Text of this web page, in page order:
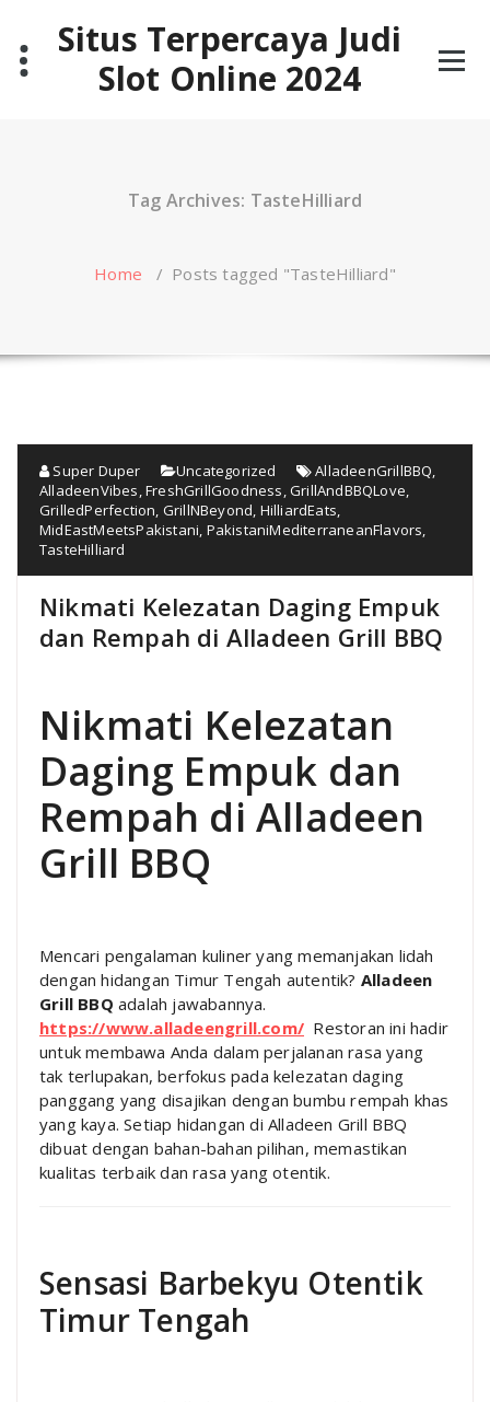
content Situs Terpercaya Judi
Slot Online 2024
Tag Archives: TasteHilliard
Home / Posts tagged "TasteHilliard"
Super Duper Uncategorized AlladeenGrillBBQ
AlladeenVibes ,FreshGrillGoodness ,GrillAndBBQLove
GrilledPerfection GrillNBeyond HilliardEats
MidEastMeetsPakistani PakistaniMediterraneanFlavors
TasteHilliard
Nikmati Kelezatan Daging Empuk
dan Rempah di Alladeen Grill BBQ
Nikmati Kelezatan
Daging Empuk dan
Rempah di Alladeen
Grill BBQ
Mencari pengalaman kuliner yang memanjakan lidah
dengan hidangan Timur Tengah autentik? Alladeen
Grill BBQ adalah jawabannya.
https://www.alladeengrill.com/ Restoran ini hadir
untuk membawa Anda dalam perjalanan rasa yang
tak terlupakan, berfokus pada kelezatan daging
panggang yang disajikan dengan bumbu rempah khas
yang kaya. Setiap hidangan di Alladeen Grill BBQ
dibuat dengan bahan-bahan pilihan, memastikan
kualitas terbaik dan rasa yang otentik.
Sensasi Barbekyu Otentik
Timur Tengah